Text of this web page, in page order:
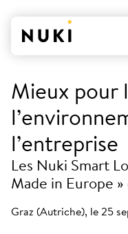
Mieux pour
l’entreprise
Les Nuki Smart
Made in Europe
Graz (Autriche), le 25